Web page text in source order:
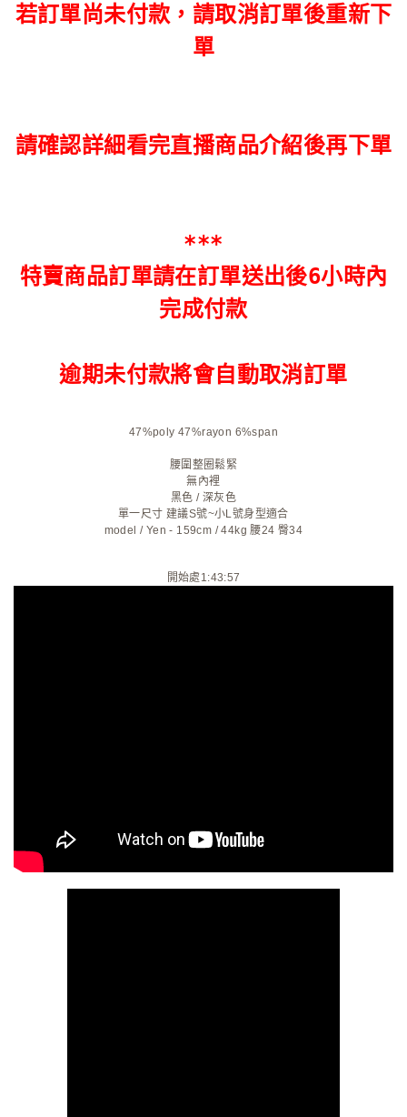
若訂單尚未付款，請取消訂單後重新下
單
請確認詳細看完直播商品介紹後再下單
***
特賣商品訂單請在訂單送出後6小時內
完成付款
逾期未付款將會自動取消訂單
47%poly 47%rayon 6%span
腰圍整圈鬆緊
無內裡
黑色/ 深灰色
單一尺寸 建議S號~小L號身型適合
model / Yen - 159cm / 44kg 腰24 臀34
開始處1:43:57